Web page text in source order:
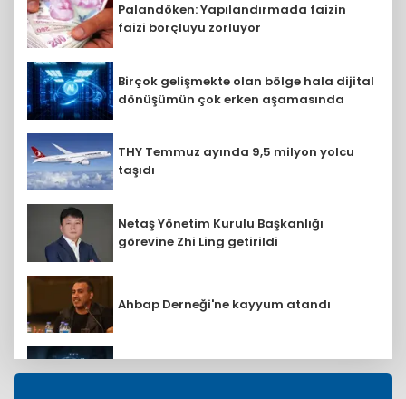
Palandöken: Yapılandırmada faizin
faizi borçluyu zorluyor
Birçok gelişmekte olan bölge hala dijital
dönüşümün çok erken aşamasında
THY Temmuz ayında 9,5 milyon yolcu
taşıdı
Netaş Yönetim Kurulu Başkanlığı
görevine Zhi Ling getirildi
Ahbap Derneği'ne kayyum atandı